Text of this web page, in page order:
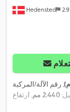
Hedensted
2.440 مم
, ارتفاع